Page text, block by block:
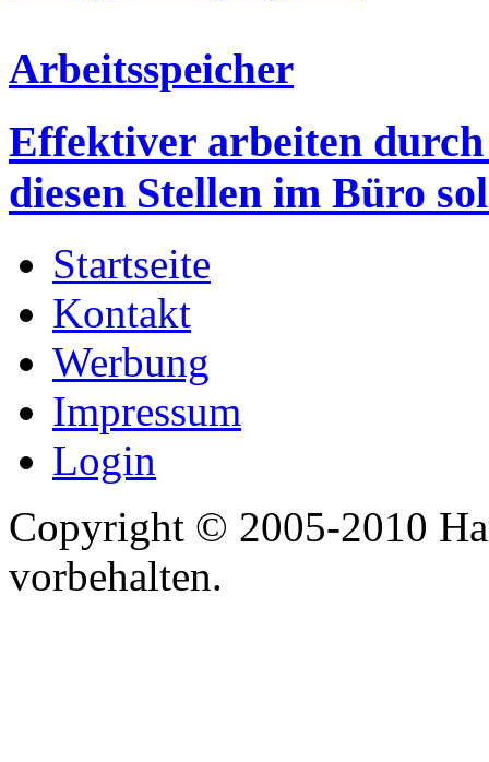
Arbeitsspeicher
Effektiver arbeiten durch
diesen Stellen im Büro
Startseite
Kontakt
Werbung
Impressum
Login
Copyright © 2005-2010
vorbehalten.